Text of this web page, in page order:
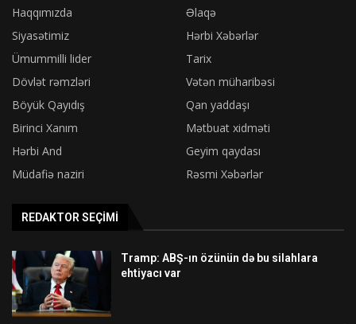
Haqqımızda
Əlaqə
Siyasətimiz
Hərbi Xəbərlər
Ümummilli lider
Tarix
Dövlət rəmzləri
Vətən müharibəsi
Böyük Qayıdış
Qan yaddaşı
Birinci Xanım
Mətbuat xidməti
Hərbi And
Geyim qaydası
Müdafiə naziri
Rəsmi Xəbərlər
REDAKTOR SEÇIMI
Tramp: ABŞ-ın özünün də bu silahlara
ehtiyacı var